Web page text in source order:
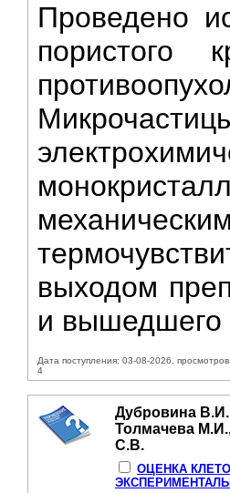
Проведено
пористого
выходом
и вышедшего
Дата поступления: 03-08-2026, просмотров:
4
Дубровина
Толмачева
С.В.
ОЦЕНКА